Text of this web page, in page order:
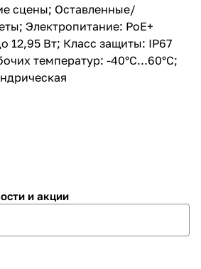
сцены; Оставленные/
Электропитание: PoE+
12,95 Вт; Класс защиты: IP67
температур: -40°С...60°С;
и акции